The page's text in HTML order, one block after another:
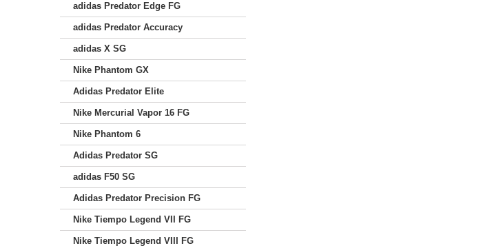
adidas Predator Edge FG
adidas Predator Accuracy
adidas X SG
Nike Phantom GX
Adidas Predator Elite
Nike Mercurial Vapor 16 FG
Nike Phantom 6
Adidas Predator SG
adidas F50 SG
Adidas Predator Precision FG
Nike Tiempo Legend VII FG
Nike Tiempo Legend VIII FG